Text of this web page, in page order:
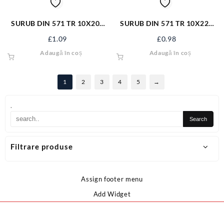
.
Filtrare produse
SURUB DIN 571 TR 10X200
£1.09
Adaugă în coș
SURUB DIN 571 TR 10X220
£0.98
Adaugă în coș
1 2 3 4 5 →
Assign footer menu
Add Widget